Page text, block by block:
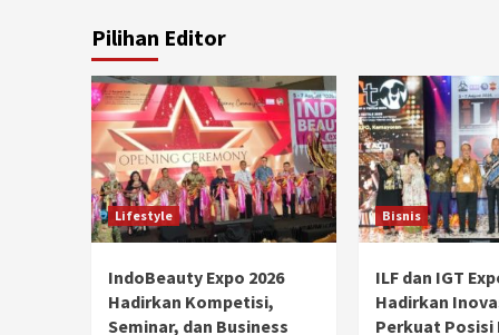
Pilihan Editor
Lifestyle
IndoBeauty Expo 2026
Hadirkan Kompetisi,
Seminar, dan Business
Bisnis
ILF dan IGT
Hadirkan
Perkuat Posisi